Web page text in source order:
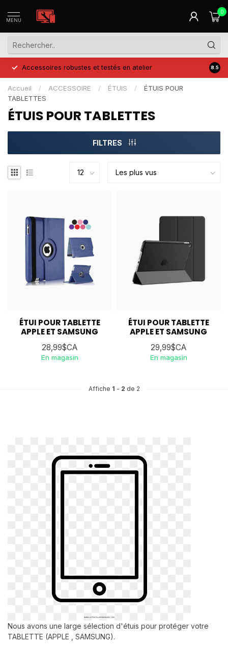
MENU
0
Accessoires robustes et testés en atelier Prix
8.5
Accueil / ACCESSOIRE / ÉTUIS /
ÉTUIS POUR
TABLETTES
ÉTUIS POUR TABLETTES
FILTRES
ÉTUI POUR TABLETTE
APPLE ET SAMSUNG
28,99$CA
En magasin
ÉTUI POUR TABLETTE
APPLE ET SAMSUNG
29,99$CA
En magasin
Affiche 1 - 2 de 2
Nous avons une large sélection d'étuis pour protéger votre
TABLETTE (APPLE , SAMSUNG).